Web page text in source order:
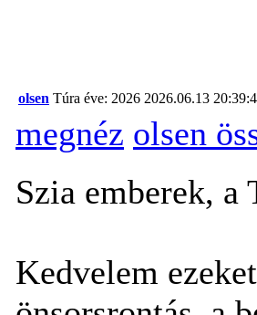
olsen Túra éve: 2026 2026.06.13
megnéz olsen
Szia emberek,
Kedvelem